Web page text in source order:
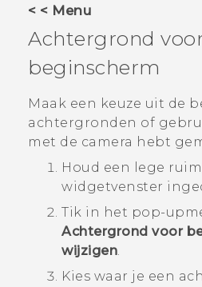
AANBIEDINGEN
HTC Club
SUPPORT
HTC-apparaten & -accessoires
VIVERSE
Aanmelden
< < Menu
Achtergrond
beginscherm
Maak een keuze uit de
achtergronden of
met de camera hebt
Houd een lege
widgetvenster
Tik in het pop-
Achtergrond voor
wijzigen.
Kies waar je een